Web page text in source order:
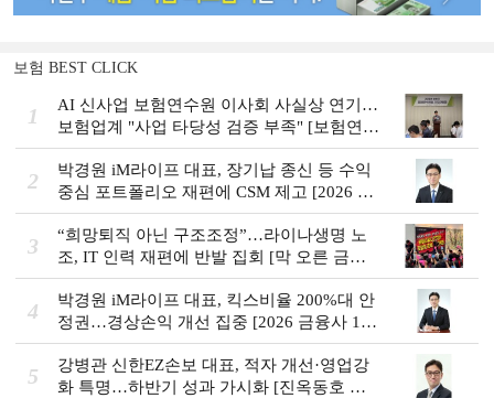
보험 BEST CLICK
1
AI 신사업 보험연수원 이사회 사실상 연기…
보험업계 "사업 타당성 검증 부족" [보험연수
원 AI사업 논란]
2
박경원 iM라이프 대표, 장기납 종신 등 수익
중심 포트폴리오 재편에 CSM 제고 [2026 금
융사 상반기 실적]
3
“희망퇴직 아닌 구조조정”…라이나생명 노
조, IT 인력 재편에 반발 집회 [막 오른 금융
권 하투(夏鬪)]
4
박경원 iM라이프 대표, 킥스비율 200%대 안
정권…경상손익 개선 집중 [2026 금융사 1분
기 실적]
5
강병관 신한EZ손보 대표, 적자 개선·영업강
화 특명…하반기 성과 가시화 [진옥동호 신